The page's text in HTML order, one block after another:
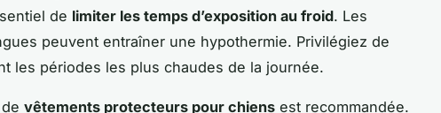
de limiter les temps d’exposition au froid. Les
peuvent entraîner une hypothermie. Privilégiez de
les périodes les plus chaudes de la journée.
vêtements protecteurs pour chiens est recommandée.